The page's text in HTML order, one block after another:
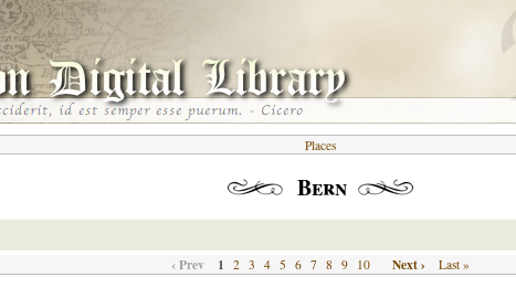
Places
Bern
‹ Prev 1 2 3 4 5 6 7 8 9 10 Next › Last »